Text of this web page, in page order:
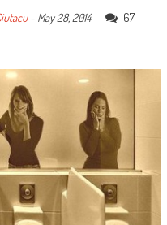
- May 28, 2014
67